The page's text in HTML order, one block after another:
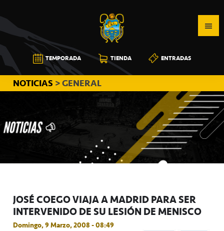
a
la
navegación
principal
al
contenido
principal
a
la
barra
lateral
principal
CB
CANARIAS
TEMPORADA TIENDA ENTRADAS
NOTICIAS > GENERAL
JOSÉ COEGO VIAJA A MADRID PARA SER
INTERVENIDO DE SU LESIÓN DE MENISCO
Domingo, 9 Marzo, 2008 - 08:49